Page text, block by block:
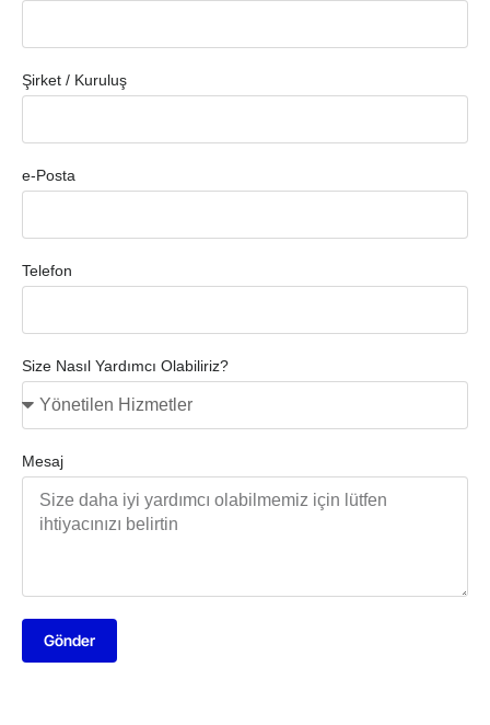
Şirket / Kuruluş
e-Posta
Telefon
Size Nasıl Yardımcı Olabiliriz?
Mesaj
Gönder